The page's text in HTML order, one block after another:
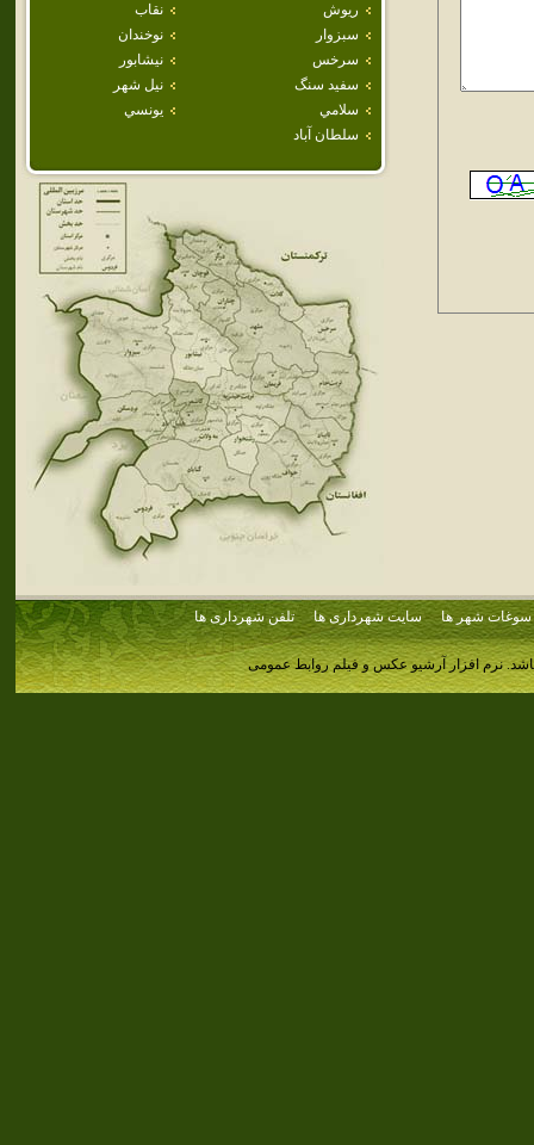
ريوش
نقاب
سبزوار
نوخندان
سرخس
نيشابور
سفيد سنگ
نيل شهر
سلامي
يونسي
سلطان آباد
سوغات شهر ها سایت شهرداری ها تلفن شهرداری ها
نرم افزار آرشیو عکس و فیلم روابط عمومی